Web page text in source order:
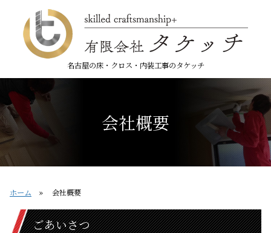
名古屋の床・クロス・内装工事のタケッチ
会社概要
ホーム » 会社概要
ごあいさつ